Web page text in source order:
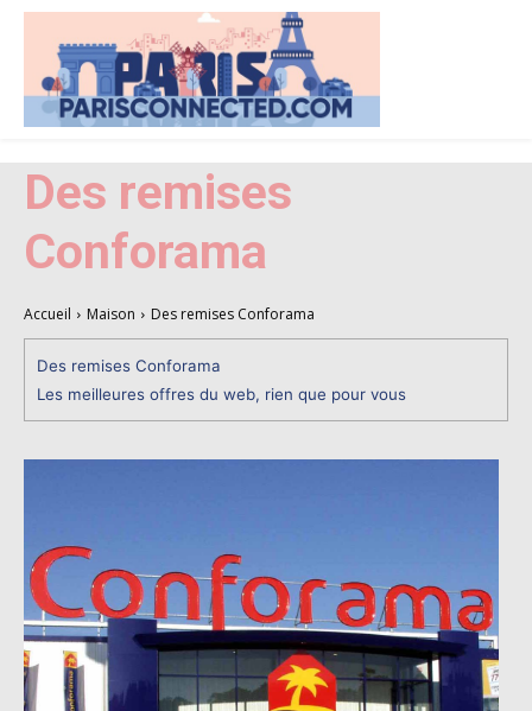
Des remises
Conforama
Accueil Maison Des remises Conforama
Des remises Conforama
Les meilleures offres du web, rien que pour vous